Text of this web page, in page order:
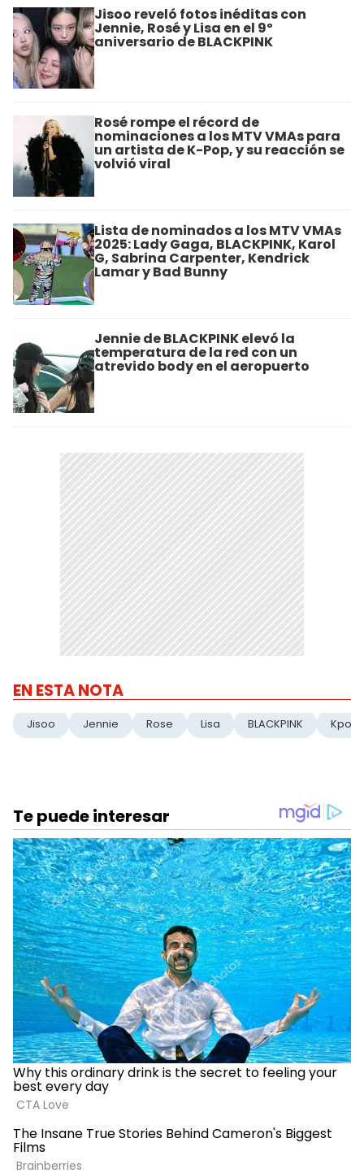
Jisoo reveló fotos inéditas con
Jennie, Rosé y Lisa en el 9º
aniversario de BLACKPINK
Rosé rompe el récord de
nominaciones a los MTV VMAs para
un artista de K-Pop, y su reacción se
volvió viral
Lista de nominados a los MTV VMAs
2025: Lady Gaga, BLACKPINK, Karol
G, Sabrina Carpenter, Kendrick
Lamar y Bad Bunny
Jennie de BLACKPINK elevó la
temperatura de la red con un
atrevido body en el aeropuerto
EN ESTA NOTA
Jisoo Jennie Rose Lisa BLACKPINK Kpop